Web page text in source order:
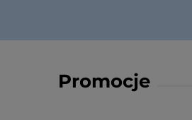
Promocje